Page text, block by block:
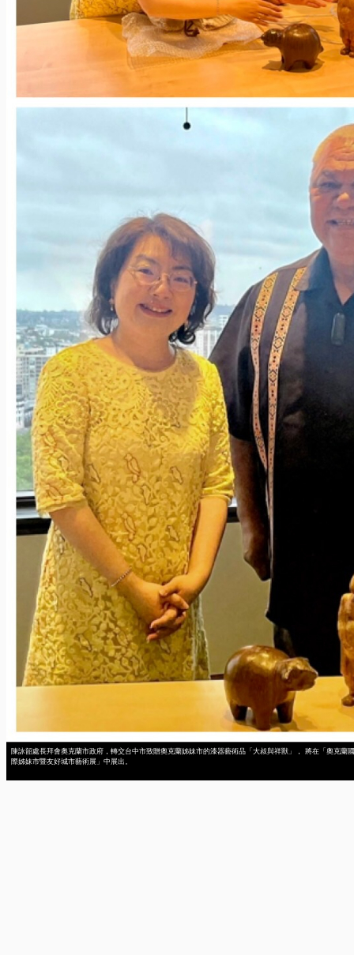
陳詠韶處長拜會奧克蘭市政府，轉交台中市致贈奧克蘭姊妹市的漆器藝術品「大叔與祥獸」， 將在「奧克蘭國
際姊妹市暨友好城市藝術展」中展出。